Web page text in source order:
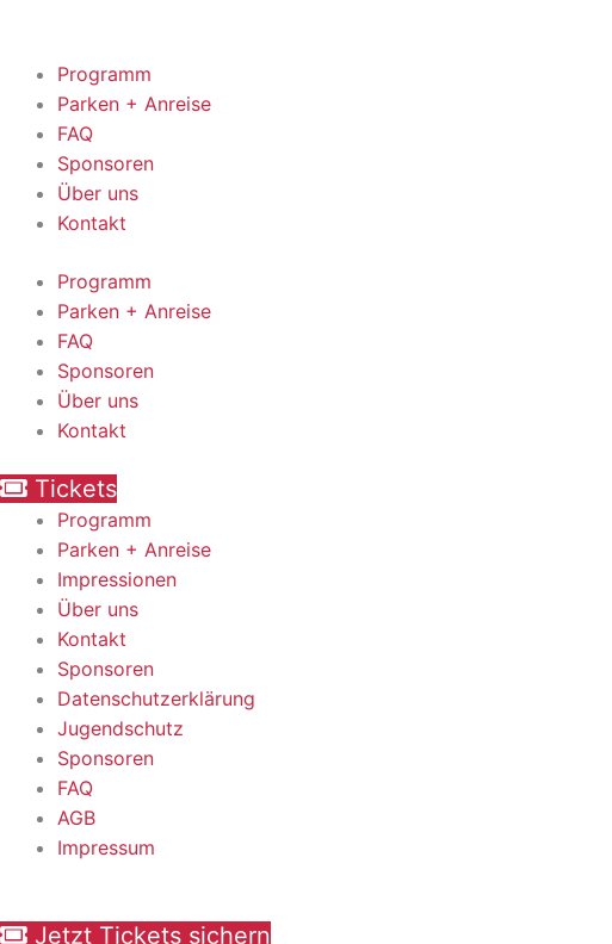
springenProgramm
Parken + Anreise
FAQ
Sponsoren
Über uns
Kontakt
Programm
Parken + Anreise
FAQ
Sponsoren
Über uns
Kontakt
Tickets
Programm
Parken + Anreise
Impressionen
Über uns
Kontakt
Sponsoren
Datenschutzerklärung
Jugendschutz
Sponsoren
FAQ
AGB
Impressum
Jetzt Tickets sichern